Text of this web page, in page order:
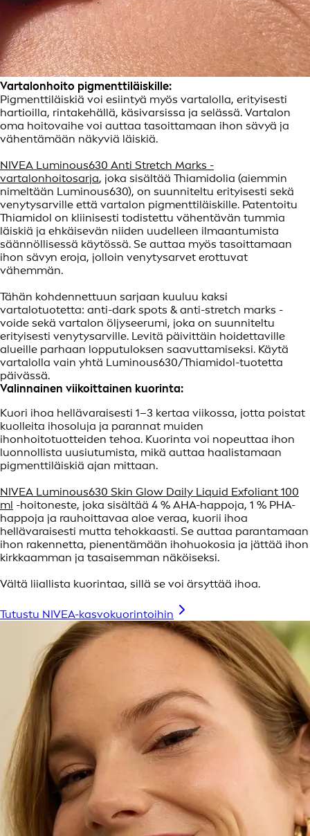
Vartalonhoito pigmenttiläiskille:
Pigmenttiläiskiä voi esiintyä myös vartalolla, erityisesti
hartioilla, rintakehällä, käsivarsissa ja selässä. Vartalon
oma hoitovaihe voi auttaa tasoittamaan ihon sävyä ja
vähentämään näkyviä läiskiä.
NIVEA Luminous630 Anti Stretch Marks -
vartalonhoitosarja, joka sisältää Thiamidolia (aiemmin
nimeltään Luminous630), on suunniteltu erityisesti sekä
venytysarville että vartalon pigmenttiläiskille. Patentoitu
Thiamidol on kliinisesti todistettu vähentävän tummia
läiskiä ja ehkäisevän niiden uudelleen ilmaantumista
säännöllisessä käytössä. Se auttaa myös tasoittamaan
ihon sävyn eroja, jolloin venytysarvet erottuvat
vähemmän.
Tähän kohdennettuun sarjaan kuuluu kaksi
vartalotuotetta: anti-dark spots & anti-stretch marks -
voide sekä vartalon öljyseerumi, joka on suunniteltu
erityisesti venytysarville. Levitä päivittäin hoidettaville
alueille parhaan lopputuloksen saavuttamiseksi. Käytä
vartalolla vain yhtä Luminous630/Thiamidol-tuotetta
päivässä.
Valinnainen viikoittainen kuorinta:
Kuori ihoa hellävaraisesti 1–3 kertaa viikossa, jotta poistat
kuolleita ihosoluja ja parannat muiden
ihonhoitotuotteiden tehoa. Kuorinta voi nopeuttaa ihon
luonnollista uusiutumista, mikä auttaa haalistamaan
pigmenttiläiskiä ajan mittaan.
NIVEA Luminous630 Skin Glow Daily Liquid Exfoliant 100
ml -hoitoneste, joka sisältää 4 % AHA-happoja, 1 % PHA-
happoja ja rauhoittavaa aloe veraa, kuorii ihoa
hellävaraisesti mutta tehokkaasti. Se auttaa parantamaan
ihon rakennetta, pienentämään ihohuokosia ja jättää ihon
kirkkaamman ja tasaisemman näköiseksi.
Vältä liiallista kuorintaa, sillä se voi ärsyttää ihoa.
Tutustu NIVEA-kasvokuorintoihin